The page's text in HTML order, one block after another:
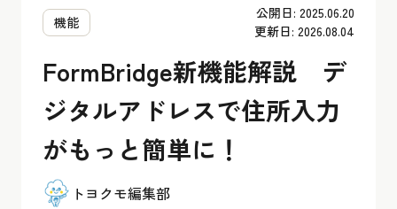
機能
公開日: 2025.06.20
更新日: 2026.08.04
FormBridge新機能解説 デ
ジタルアドレスで住所入力
がもっと簡単に！
トヨクモ編集部